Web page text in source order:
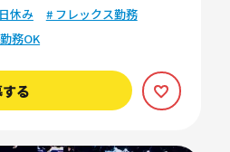
休み
# フレックス勤務
務OK
る